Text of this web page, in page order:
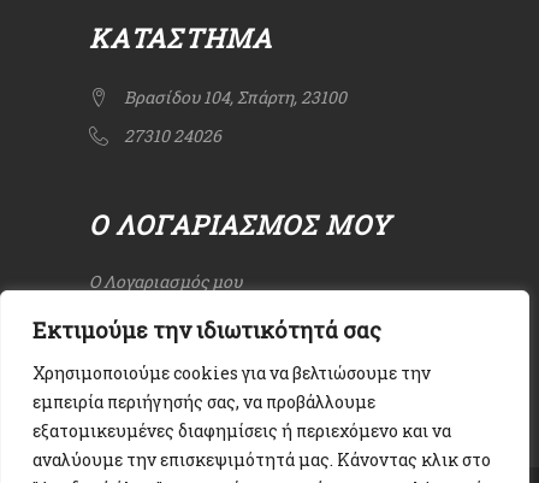
Εκτιμούμε την ιδιωτικότητά σας
Χρησιμοποιούμε cookies για να βελτιώσουμε την
εμπειρία περιήγησής σας, να προβάλλουμε
εξατομικευμένες διαφημίσεις ή περιεχόμενο και να
αναλύουμε την επισκεψιμότητά μας. Κάνοντας κλικ στο
ΚΑΤΆΣΤΗΜΑ
Βρασίδου 104, Σπάρτη, 23100
27310 24026
Ο ΛΟΓΑΡΙΑΣΜΌΣ ΜΟΥ
Ο Λογαριασμός μου
Οι παραγγελίες μου